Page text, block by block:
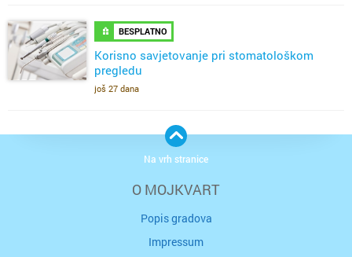
BESPLATNO
Korisno savjetovanje pri stomatološkom
pregledu
još 27 dana
O MOJKVART
Popis gradova
Impressum
Na vrh stranice